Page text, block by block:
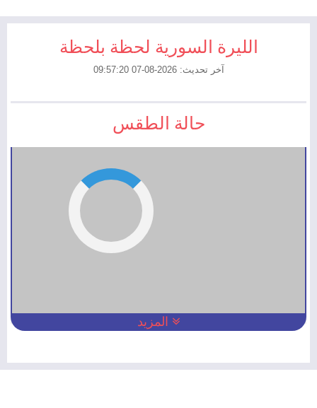
الليرة السورية لحظة بلحظة
آخر تحديث: 2026-08-07 09:57:20
حالة الطقس
المزيد